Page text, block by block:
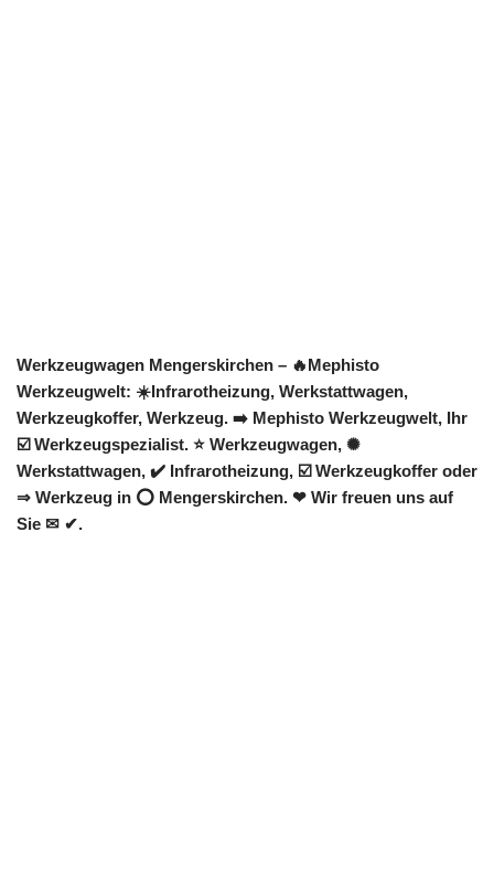
Werkzeugwagen Mengerskirchen – 🔥Mephisto
Werkzeugwelt: ☀️Infrarotheizung, Werkstattwagen,
Werkzeugkoffer, Werkzeug. ➡️ Mephisto Werkzeugwelt, Ihr
☑️ Werkzeugspezialist. ⭐ Werkzeugwagen, ✺
Werkstattwagen, ✔️ Infrarotheizung, ☑️ Werkzeugkoffer oder
⇒ Werkzeug in ⭕ Mengerskirchen. ❤ Wir freuen uns auf
Sie ✉ ✔.